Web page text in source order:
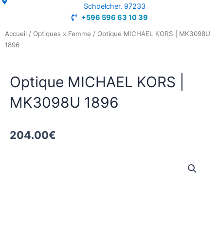
Schoelcher, 97233
+596 596 63 10 39
Accueil / Optiques x Femme / Optique MICHAEL KORS | MK3098U
1896
Optique MICHAEL KORS |
MK3098U 1896
204.00€